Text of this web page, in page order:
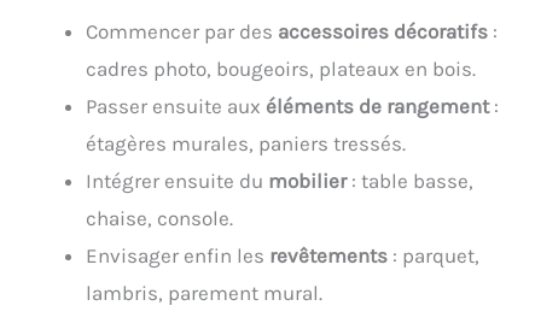
Commencer par des accessoires décoratifs :
cadres photo, bougeoirs, plateaux en bois.
Passer ensuite aux éléments de rangement:
étagères murales, paniers tressés.
Intégrer ensuite du mobilier: table basse,
chaise, console.
Envisager enfin les revêtements : parquet,
lambris, parement mural.